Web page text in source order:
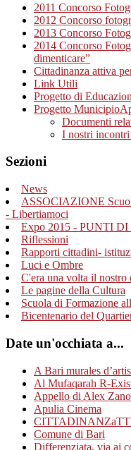
2011 Concorso
2012 Concorso
2013 Concorso
2014 Concorso
dimenticare”
Cittadinanza attiva
Link Utili
Progetto di
Progetto
Documenti
I nostri incontri
Sezioni
News
ASSOCIAZIONE
- Libertiamoci
Expo 2015 - PUNTI
Riflessioni
Rapporti cittadini-
Luci e Ombre
C'era una volta il nostro
Le pagine della Cultura
Scuola di Formazione
Bicentenario del
Date un'occhiata a...
A Bari murales
Al Mufaqarah R-
Appello di Alex
Apulia Cinema
Comune di Bari
Differenziata, via ai